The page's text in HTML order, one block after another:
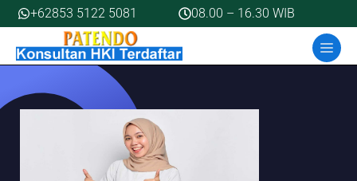
Skip
to
content
+62853 5122 5081 08.00 – 16.30 WIB